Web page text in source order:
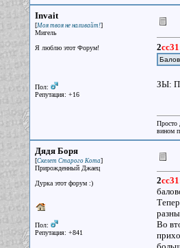
Invait
[Моя твоя не наливайт!]
Мигель
Я люблю этот Форум!
Пол:
Репутация: +16
2cc31
ЗЫ:
Просто
вином
Дядя Боря
[Скелет Старого Кота]
Прирожденный Джаец
Дурка этот форум :)
Пол:
Репутация: +841
2cc31
Во